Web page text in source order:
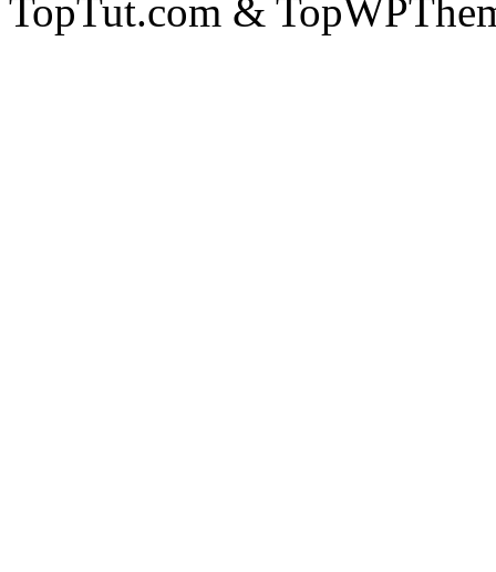
TopTut.com &